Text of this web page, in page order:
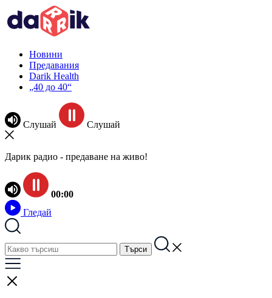
Новини
Предавания
Darik Health
„40 до 40“
Слушай Слушай
Дарик радио - предаване на живо!
00:00
Гледай